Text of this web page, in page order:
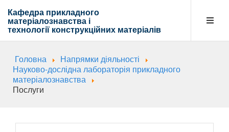
Кафедра прикладного
матеріалознавства і
технології конструкційних матеріалів
Кафедра
Головна
Напрямки діяльності
Науково-дослідна лабораторія прикладного
матеріалознавства
Послуги